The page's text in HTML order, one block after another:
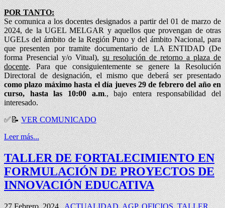
POR TANTO:
Se comunica a los docentes designados a partir del 01 de marzo de
2024, de la UGEL MELGAR y aquellos que provengan de otras
UGELs del ámbito de la Región Puno y del ámbito Nacional, para
que presenten por tramite documentario de LA ENTIDAD (De
forma Presencial y/o Vitual),su resolución de retorno a plaza de
docente. Para que consiguientemente se genere la Resolución
Directoral de designación, el mismo que deberá ser presentado
como plazo máximo hasta el día jueves 29 de febrero del año en
curso, hasta las 10:00 a.m., bajo entera responsabilidad del
interesado.
✅📝VER COMUNICADO
Leer más...
TALLER DE FORTALECIMIENTO EN
FORMULACIÓN DE PROYECTOS DE
INNOVACIÓN EDUCATIVA
27 Febrero, 2024 ACTUALIDAD,AGP,OFICIOS,TALLER